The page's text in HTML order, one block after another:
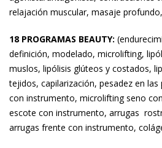
relajación muscular, masaje
18 PROGRAMAS BEAUTY:
definición, modelado, microlifting,
muslos, lipólisis glúteos y costados,
tejidos, capilarización, pesadez en
con instrumento, microlifting seno
escote con instrumento, arrugas
arrugas frente con instrumento,